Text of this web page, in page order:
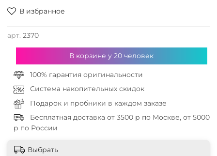
В избранное
арт. 2370
В корзине у20 человек
100% гарантия оригинальности
Система накопительных скидок
Подарок и пробники в каждом заказе
Бесплатная доставка от 3500 р по Москве, от 5000
р по России
Выбрать